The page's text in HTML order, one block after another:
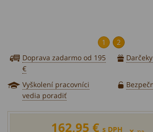
1
2
Doprava zadarmo od 195
€
Vyškolení pracovníci
vedia poradiť
162,95 € s DPH